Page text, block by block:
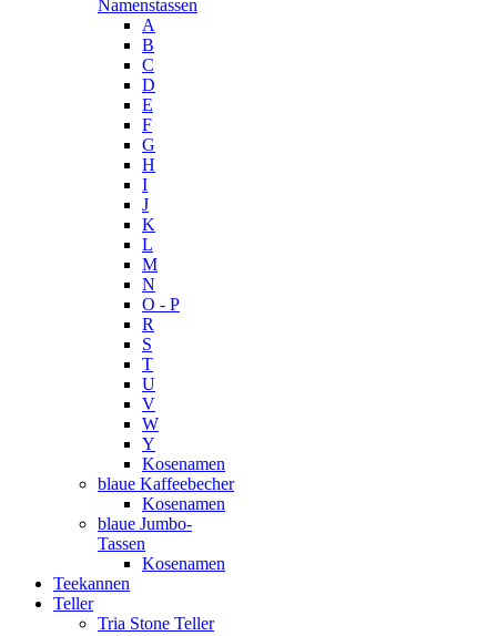
Namenstassen
A
B
C
D
E
F
G
H
I
J
K
L
M
N
O - P
R
S
T
U
V
W
Y
Kosenamen
blaue Kaffeebecher
Kosenamen
blaue Jumbo-
Tassen
Kosenamen
Teekannen
Teller
Tria Stone Teller